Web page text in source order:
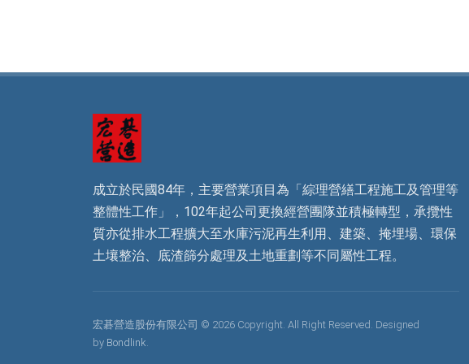
成立於民國84年，主要營業項目為「綜理營繕工程施工及管理等
整體性工作」，102年起公司更換經營團隊並積極轉型，承攬性
質亦從排水工程擴大至水庫污泥再生利用、建築、掩埋場、環保
土壤整治、底渣篩分處理及土地重劃等不同屬性工程。
宏碁營造股份有限公司 © 2026 Copyright. All Right Reserved. Designed
by Bondlink.